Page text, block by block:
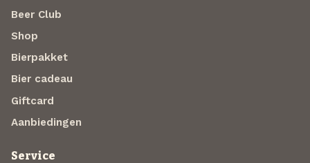
Beer Club
Shop
Bierpakket
Bier cadeau
Giftcard
Aanbiedingen
Service